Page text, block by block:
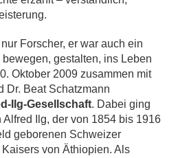
Forscher, er war auch ein
gestalten, ins Leben
Oktober 2009 zusammen mit
Dr. Beat Schatzmann
Ilg-Gesellschaft. Dabei ging
Ilg, der von 1854 bis 1916
geborenen Schweizer
von Äthiopien. Als